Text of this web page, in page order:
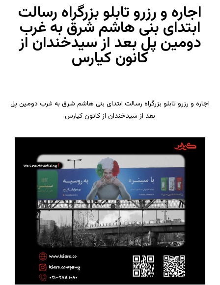
اجاره و رزرو تابلو بزرگراه رسالت
ابتدای بنی هاشم شرق به غرب
دومین پل بعد از سیدخندان از
کانون کیارس
اجاره و رزرو تابلو بزرگراه رسالت ابتدای بنی هاشم شرق به غرب دومین پل
بعد از سیدخندان از کانون کیارس